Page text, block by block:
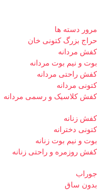
مرور دسته ها
حراج بزرگ کتونی خان
کفش مردانه
بوت و نیم بوت مردانه
کفش راحتی مردانه
کتونی مردانه
کفش کلاسیک و رسمی مردانه
کفش زنانه
کتونی دخترانه
بوت و نیم بوت زنانه
کفش روزمره و راحتی زنانه
جوراب
بدون ساق